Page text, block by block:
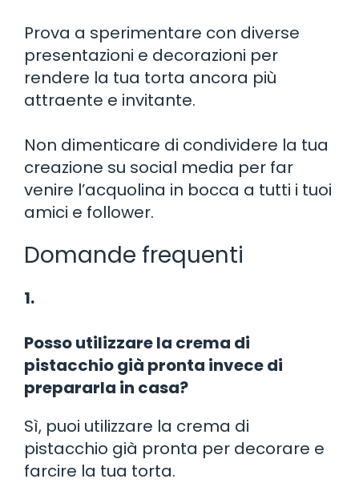
Prova a sperimentare con diverse
presentazioni e decorazioni per
rendere la tua torta ancora più
attraente e invitante.
Non dimenticare di condividere la tua
creazione su social media per far
venire l’acquolina in bocca a tutti i tuoi
amici e follower.
Domande frequenti
1.
Posso utilizzare la crema di
pistacchio già pronta invece di
prepararla in casa?
Sì, puoi utilizzare la crema di
pistacchio già pronta per decorare e
farcire la tua torta.